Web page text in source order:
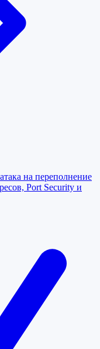
на переполнение
Port Security и